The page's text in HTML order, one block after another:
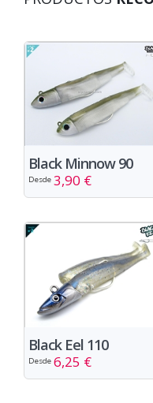
Black Minnow 90
Desde 3,90 €
Black Eel 110
Desde 6,25 €